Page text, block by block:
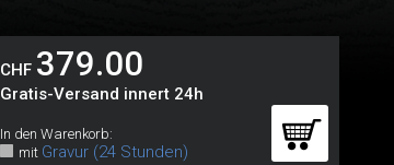
CHF 379.00
Gratis-Versand innert 24h
In den Warenkorb:
mit Gravur (24 Stunden)